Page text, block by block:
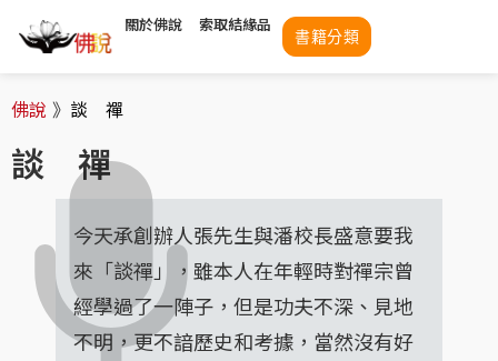
關於佛說 索取結緣品
書籍分類
佛說 》 談 禪
談 禪
今天承創辦人張先生與潘校長盛意要我
來「談禪」，雖本人在年輕時對禪宗曾
經學過了一陣子，但是功夫不深、見地
不明，更不諳歷史和考據，當然沒有好